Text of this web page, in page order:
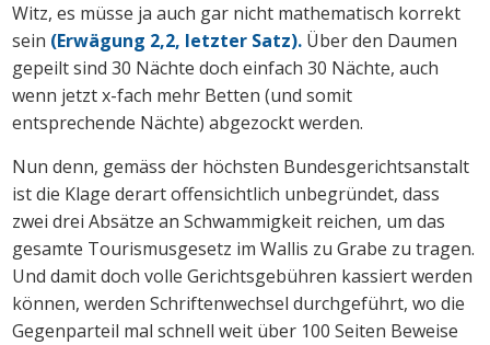
Witz, es müsse ja auch gar nicht mathematisch korrekt
sein (Erwägung 2,2, letzter Satz). Über den Daumen
gepeilt sind 30 Nächte doch einfach 30 Nächte, auch
wenn jetzt x-fach mehr Betten (und somit
entsprechende Nächte) abgezockt werden.
Nun denn, gemäss der höchsten Bundesgerichtsanstalt
ist die Klage derart offensichtlich unbegründet, dass
zwei drei Absätze an Schwammigkeit reichen, um das
gesamte Tourismusgesetz im Wallis zu Grabe zu tragen.
Und damit doch volle Gerichtsgebühren kassiert werden
können, werden Schriftenwechsel durchgeführt, wo die
Gegenparteil mal schnell weit über 100 Seiten Beweise